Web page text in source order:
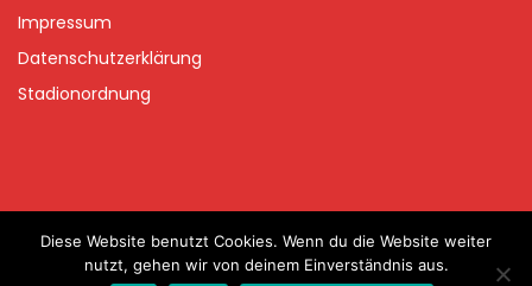
Impressum
Datenschutzerklärung
Stadionordnung
Copyrights © 2020 Spremberger SV 2020 | handcraftet with
Diese Website benutzt Cookies. Wenn du die Website weiter
nutzt, gehen wir von deinem Einverständnis aus.